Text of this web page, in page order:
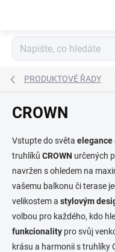
PRODUKTOVÉ ŘADY
CROWN
Vstupte do světa elegance
truhlíků CROWN určených
navržen s ohledem na
vašemu balkonu či terase
velikostem a stylovým
volbou pro každého, kdo
funkcionality pro svůj
krásu a harmonii s truhlíky